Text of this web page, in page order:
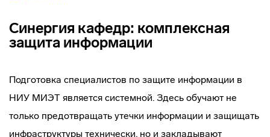
Синергия кафедр: комплексная
защита информации
Подготовка специалистов по защите информации в
НИУ МИЭТ является системной. Здесь обучают не
только предотвращать утечки информации и защищать
инфраструктуры технически, но и закладывают